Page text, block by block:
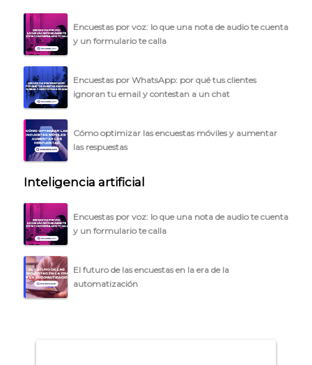
PLANTILLAS
PRECIOS
BLOG
ACCEDER →
Encuestas por voz: lo que una nota de audio te cuenta
y un formulario te calla
Encuestas por WhatsApp: por qué tus clientes
ignoran tu email y contestan a un chat
Cómo optimizar las encuestas móviles y aumentar
las respuestas
Inteligencia artificial
Encuestas por voz: lo que una nota de audio te cuenta
y un formulario te calla
El futuro de las encuestas en la era de la
automatización